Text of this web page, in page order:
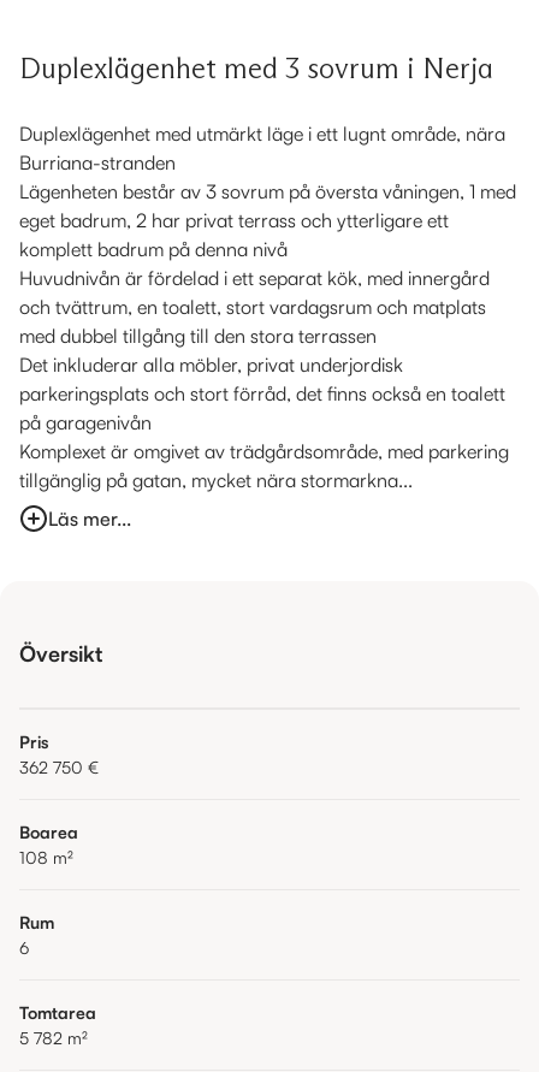
Duplexlägenhet med 3 sovrum i Nerja
Duplexlägenhet med utmärkt läge i ett lugnt område, nära
Burriana-stranden
Lägenheten består av 3 sovrum på översta våningen, 1 med
eget badrum, 2 har privat terrass och ytterligare ett
komplett badrum på denna nivå
Huvudnivån är fördelad i ett separat kök, med innergård
och tvättrum, en toalett, stort vardagsrum och matplats
med dubbel tillgång till den stora terrassen
Det inkluderar alla möbler, privat underjordisk
parkeringsplats och stort förråd, det finns också en toalett
på garagenivån
Komplexet är omgivet av trädgårdsområde, med parkering
tillgänglig på gatan, mycket nära stormarkna...
Läs mer...
Översikt
Pris
362 750 €
Boarea
108 m²
Rum
6
Tomtarea
5 782 m²